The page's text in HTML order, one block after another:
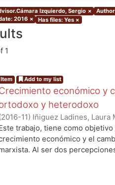
Izquierdo, Sergio ×
2016 × Has files: Yes ×
1
Item Add to my list
económico y
y heterodoxo
2016-11) Iñiguez Ladines, Laura
trabajo, tiene como
económico y el
Al ser dos